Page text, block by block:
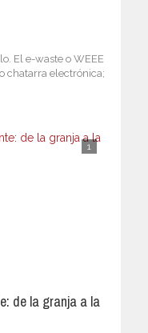
El e-waste o WEEE
chatarra electrónica;
1
de la granja a la